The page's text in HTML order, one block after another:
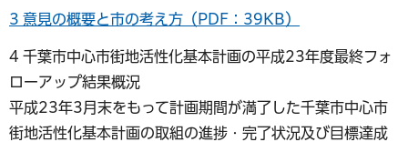
3 意見の概要と市の考え方（PDF：39KB）
4 千葉市中心市街地活性化基本計画の平成23年度最終フォ
ローアップ結果概況
平成23年3月末をもって計画期間が満了した千葉市中心市
街地活性化基本計画の取組の進捗・完了状況及び目標達成